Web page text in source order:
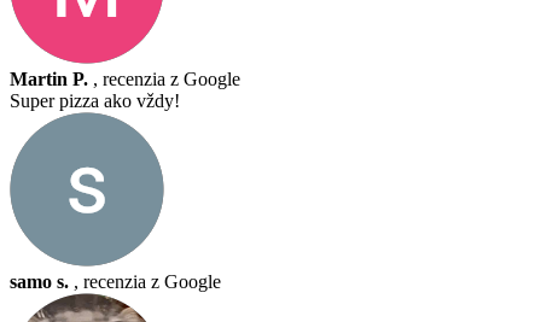
Martin P. , recenzia z Google
Super pizza ako vždy!
samo s. , recenzia z Google